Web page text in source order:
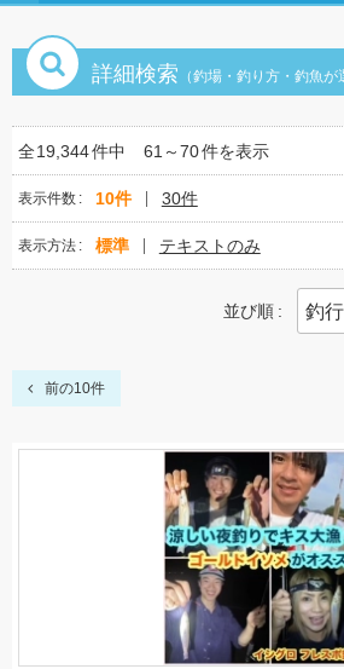
詳細検索 （釣場・釣り方・釣魚が
全19,344件中 61～70件を表示
表示件数 10件 30件
表示方法 標準 テキストのみ
並び順
前の10件